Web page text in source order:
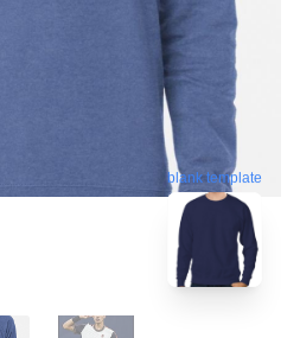
blank template